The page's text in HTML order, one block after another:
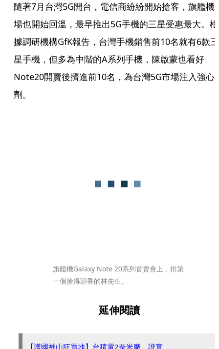
隨著7月台灣5G開台，電信商紛紛開始搶客，旗艦機
場也開始回溫，最早推出5G手機的三星受惠最大。根
據調研機構GfK報告，台灣手機銷售前10名就有6款三
星手機，但多為中階的A系列手機，陳啟蒙也看好
Note20開賣後擠進前10名，為台灣5G市場注入強心
劑。
旗艦機Galaxy Note 20系列首賣會上，排第
一個搶得頭香的林先生。
延伸閱讀
【護國神山狂買地】台積電2奈米廠 證實